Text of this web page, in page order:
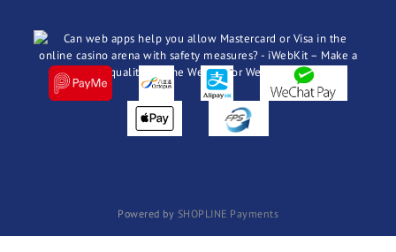
Powered by SHOPLINE Payments